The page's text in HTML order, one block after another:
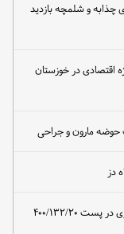
چذابه و شلمچه بازدید
اقتصادی در خوزستان
مارون و جراحی
جلوگیری از خاموشی گسترده شبکه برق با اقدام اضطراری در پست ۴۰۰/۱۳۲/۲۰